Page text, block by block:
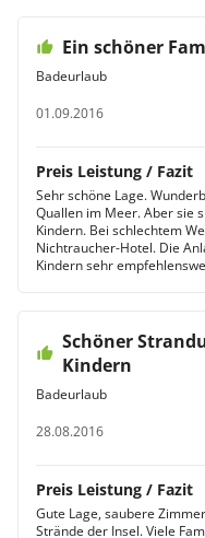
Ein schöner
Badeurlaub
01.09.2016
Preis Leistung / Fazit
Sehr schöne Lage.
Quallen im Meer. Aber sie
Kindern. Bei schlechtem
Nichtraucher-Hotel. Die
Kindern sehr
Schöner
Kindern
Badeurlaub
28.08.2016
Preis Leistung / Fazit
Gute Lage, saubere
Strände der Insel. Viele